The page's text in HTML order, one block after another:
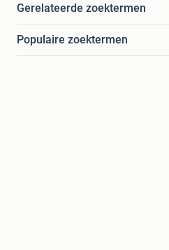
Gerelateerde zoektermen
Populaire zoektermen